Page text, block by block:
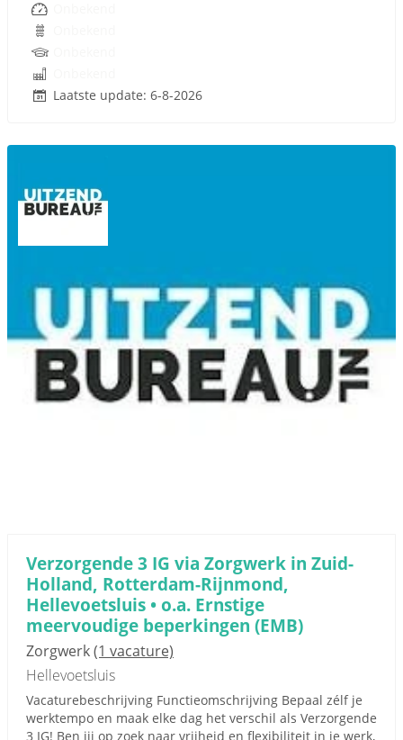
Laatste update: 6-8-2026
Verzorgende 3 IG via Zorgwerk in Zuid-
Holland, Rotterdam-Rijnmond,
Hellevoetsluis • o.a. Ernstige
meervoudige beperkingen (EMB)
Zorgwerk(1 vacature)
Hellevoetsluis
Vacaturebeschrijving Functieomschrijving Bepaal zélf je
werktempo en maak elke dag het verschil als Verzorgende
3 IG! Ben jij op zoek naar vrijheid en flexibiliteit in je werk,